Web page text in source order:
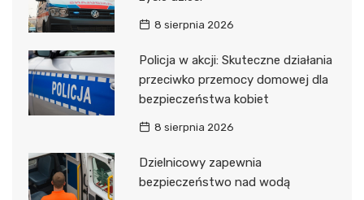
8 sierpnia 2026
Policja w akcji: Skuteczne działania
przeciwko przemocy domowej dla
bezpieczeństwa kobiet
8 sierpnia 2026
Dzielnicowy zapewnia
bezpieczeństwo nad wodą